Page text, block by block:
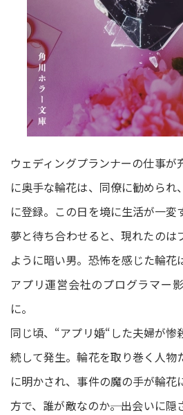
ウェディングプランナーの仕事が
に奥手な輪花は、同僚に勧められ
に登録。この日を境に生活が一
夢と待ち合わせると、現れたのは
ように暗い男。恐怖を感じた輪
アプリ運営会社のプログラマー
に。
同じ頃、“アプリ婚“した夫婦が惨
続して発生。輪花を取り巻く人物
に明かされ、事件の魔の手が輪
方で、誰が敵なのか――。出会いに